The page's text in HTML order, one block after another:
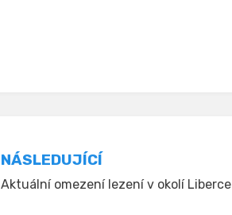
NÁSLEDUJÍCÍ
Aktuální omezení lezení v okolí Liberce